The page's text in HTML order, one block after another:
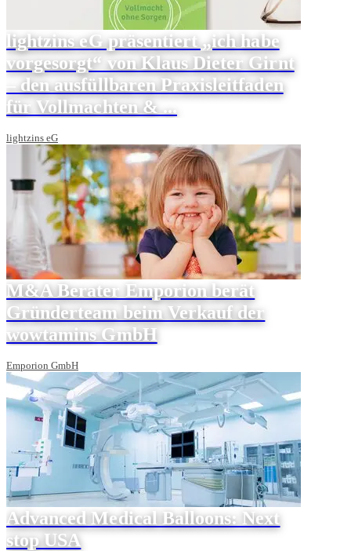
lightzins eG präsentiert „ich habe
vorgesorgt“ von Klaus Dieter Girnt
– den ausfüllbaren Praxisleitfaden
für Vollmachten & ...
lightzins eG
M&A Berater Emporion berät
Gründerteam beim Verkauf der
wowtamins GmbH
Emporion GmbH
Advanced Medical Balloons: Next
stop USA